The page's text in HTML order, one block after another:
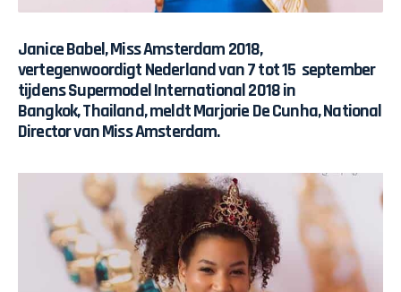
Janice Babel, Miss Amsterdam 2018,
vertegenwoordigt Nederland van 7 tot 15 september
tijdens Supermodel International 2018 in
Bangkok, Thailand, meldt Marjorie De Cunha, National
Director van Miss Amsterdam.